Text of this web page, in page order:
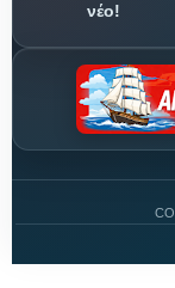
νέο!